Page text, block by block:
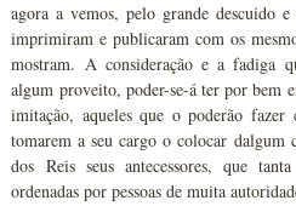
agora a vemos, pelo grande descuido
imprimiram e publicaram com os
mostram. A consideração e a fadiga
algum proveito, poder-se-á ter por bem
imitação, aqueles que o poderão
tomarem a seu cargo o colocar dalgum
dos Reis seus antecessores, que
ordenadas por pessoas de muita